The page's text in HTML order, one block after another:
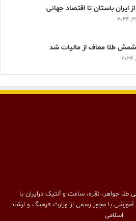
از ایران باستان تا اقتصاد جهانی
شمش طلا معاف از مالیات شد
جواهر، نقره، ساعت و آنتیک درایران با
با مجوز رسمی از وزارت فرهنگ و ارشاد
اسلامی